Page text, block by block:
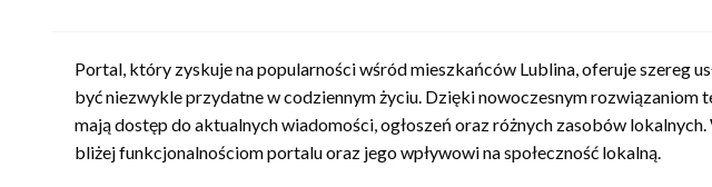
Portal, który zyskuje na popularności wśród mieszkańców Lublina, oferuje szereg
być niezwykle przydatne w codziennym życiu. Dzięki nowoczesnym rozwiązaniom
mają dostęp do aktualnych wiadomości, ogłoszeń oraz różnych zasobów
bliżej funkcjonalnościom portalu oraz jego wpływowi na społeczność lokalną.